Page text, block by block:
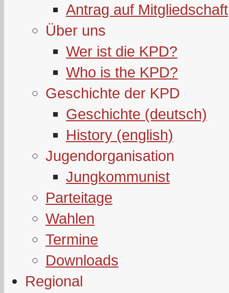
Antrag auf Mitgliedschaft
Über uns
Wer ist die KPD?
Who is the KPD?
Geschichte der KPD
Geschichte (deutsch)
History (english)
Jugendorganisation
Jungkommunist
Parteitage
Wahlen
Termine
Downloads
Regional